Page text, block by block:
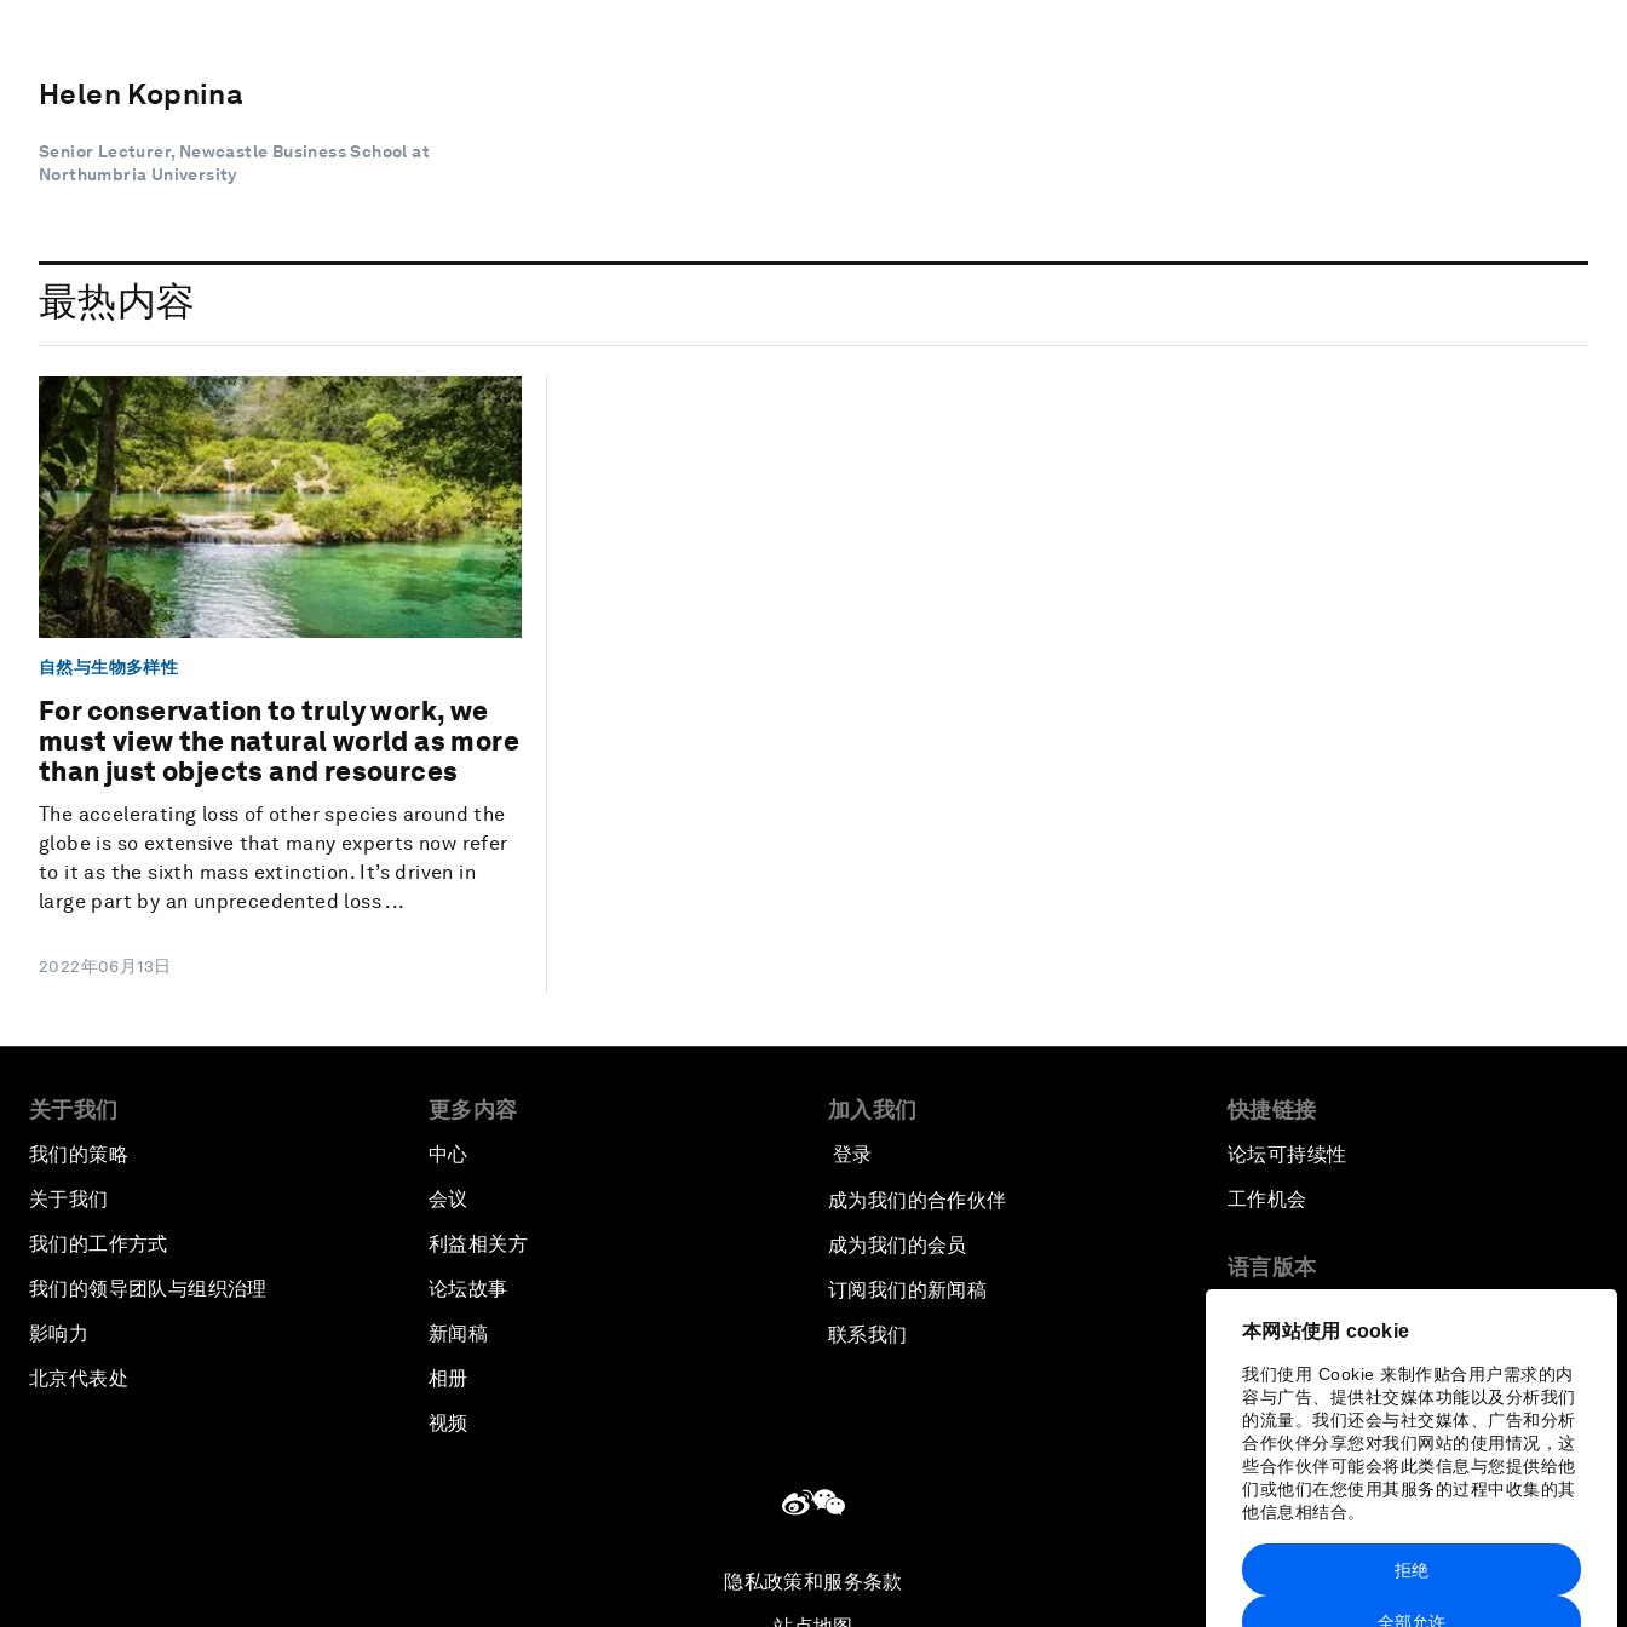
本网站使用 cookie
我们使用 Cookie 来制作贴合用户需求的内
容与广告、提供社交媒体功能以及分析我们
的流量。我们还会与社交媒体、广告和分析
合作伙伴分享您对我们网站的使用情况，这
些合作伙伴可能会将此类信息与您提供给他
们或他们在您使用其服务的过程中收集的其
他信息相结合。
全部允许
拒绝
Helen Kopnina
Senior Lecturer, Newcastle Business School at
Northumbria University
最热内容
自然与生物多样性
For conservation to truly work, we
must view the natural world as more
than just objects and resources
The accelerating loss of other species around the
globe is so extensive that many experts now refer
to it as the sixth mass extinction. It’s driven in
large part by an unprecedented loss ...
2022年06月13日
关于我们
我们的策略
关于我们
我们的工作方式
我们的领导团队与组织治理
影响力
北京代表处
更多内容
中心
会议
利益相关方
论坛故事
新闻稿
相册
视频
加入我们
登录
成为我们的合作伙伴
成为我们的会员
订阅我们的新闻稿
联系我们
快捷链接
论坛可持续性
工作机会
语言版本
隐私政策和服务条款